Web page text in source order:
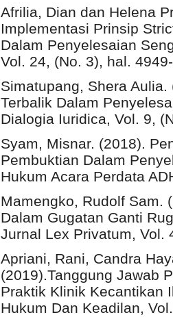
Afrilia, Dian dan Helena
Implementasi Prinsip
Dalam Penyelesaian
Vol. 24, (No. 3), hal.
Simatupang, Shera
Terbalik Dalam
Dialogia Iuridica, Vol. 9,
Syam, Misnar. (2018).
Pembuktian Dalam
Hukum Acara Perdata
Mamengko, Rudolf Sam.
Dalam Gugatan Ganti
Jurnal Lex Privatum, Vol.
Apriani, Rani, Candra
(2019).Tanggung Jawab
Praktik Klinik Kecantikan
Hukum Dan Keadilan,